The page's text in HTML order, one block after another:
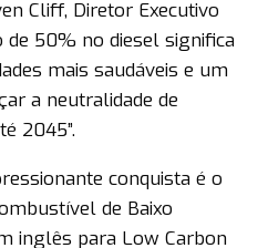
Cliff, Diretor Executivo
de 50% no diesel significa
mais saudáveis e um
a neutralidade de
2045”.
conquista é o
de Baixo
inglês para Low Carbon